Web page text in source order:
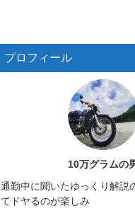
プロフィール
10万グラムの
通勤中に聞いたゆっくり解説
てドヤるのが楽しみ